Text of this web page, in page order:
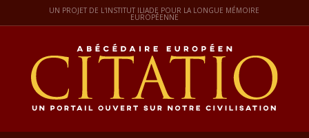
UN PROJET DE L'INSTITUT ILIADE POUR LA LONGUE MÉMOIRE
EUROPÉENNE